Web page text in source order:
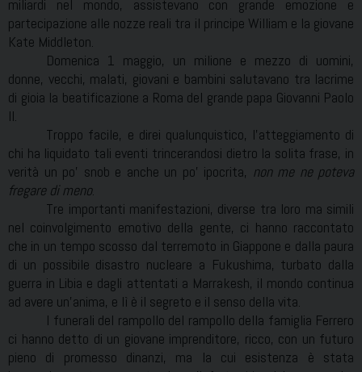
miliardi nel mondo, assistevano con grande emozione e
partecipazione alle nozze reali tra il principe William e la giovane
Kate Middleton.
Domenica 1 maggio, un milione e mezzo di uomini,
donne, vecchi, malati, giovani e bambini salutavano tra lacrime
di gioia la beatificazione a Roma del grande papa Giovanni Paolo
II.
Troppo facile, e direi qualunquistico, l’atteggiamento di
chi ha liquidato tali eventi trincerandosi dietro la solita frase, in
verità un po’ snob e anche un po’ ipocrita, non me ne poteva
fregare di meno.
Tre importanti manifestazioni, diverse tra loro ma simili
nel coinvolgimento emotivo della gente, ci hanno raccontato
che in un tempo scosso dal terremoto in Giappone e dalla paura
di un possibile disastro nucleare a Fukushima, turbato dalla
guerra in Libia e dagli attentati a Marrakesh, il mondo continua
ad avere un’anima, e lì è il segreto e il senso della vita.
I funerali del rampollo del rampollo della famiglia Ferrero
ci hanno detto di un giovane imprenditore, ricco, con un futuro
pieno di promesso dinanzi, ma la cui esistenza è stata